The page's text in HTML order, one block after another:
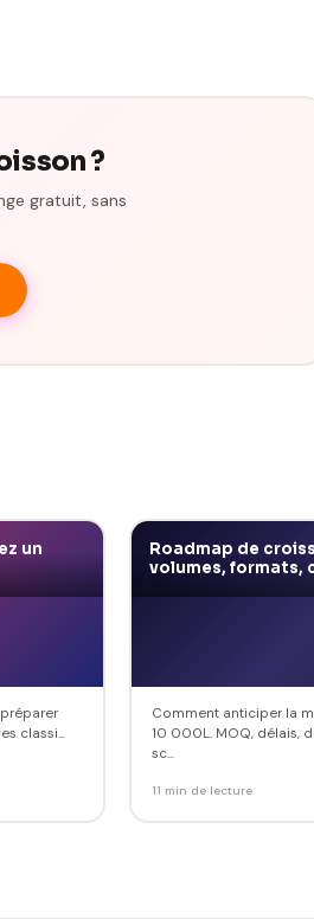
?
gratuit, sans
un
classi...
Roadmap de
volumes, formats,
Comment anticiper la
10 000L. MOQ, délais,
sc...
11 min de lecture